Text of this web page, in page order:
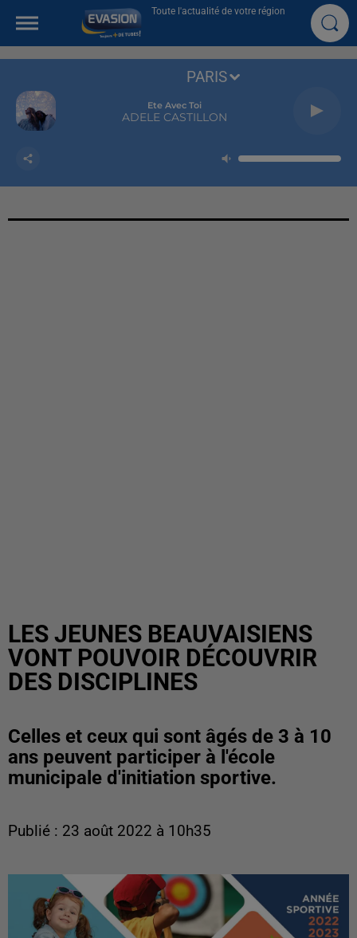
Toute l'actualité de votre région
Ete Avec Toi
ADELE CASTILLON
PARIS
LES JEUNES BEAUVAISIENS
VONT POUVOIR DÉCOUVRIR
DES DISCIPLINES
Celles et ceux qui sont âgés de 3 à 10
ans peuvent participer à l'école
municipale d'initiation sportive.
Publié : 23 août 2022 à 10h35